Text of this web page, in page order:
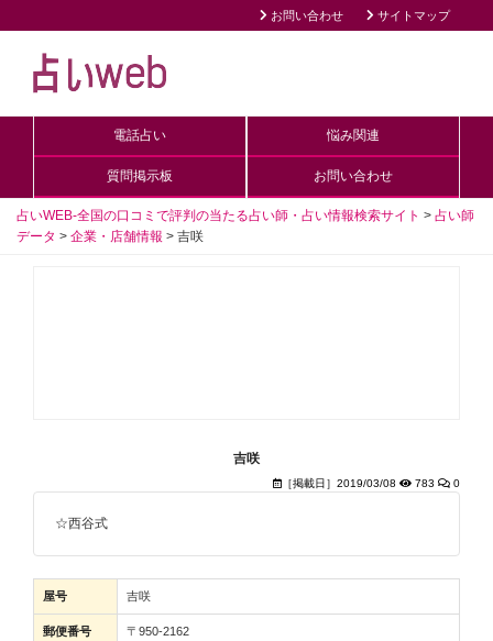
お問い合わせ サイトマップ
電話占い 悩み関連
質問掲示板 お問い合わせ
占いWEB-全国の口コミで評判の当たる占い師・占い情報検索サイト > 占い師
データ > 企業・店舗情報 > 吉咲
吉咲
［掲載日］2019/03/08 783 0
☆西谷式
屋号 吉咲
郵便番号 〒950-2162